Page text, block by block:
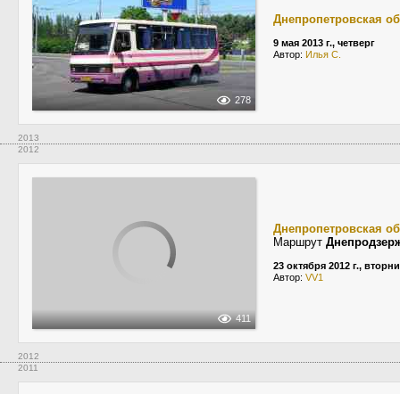
278
Днепропетровская
9 мая 2013 г., четверг
Автор: Илья С.
2013
2012
411
Днепропетровская
Маршрут
23 октября 2012 г.,
Автор: VV1
2012
2011